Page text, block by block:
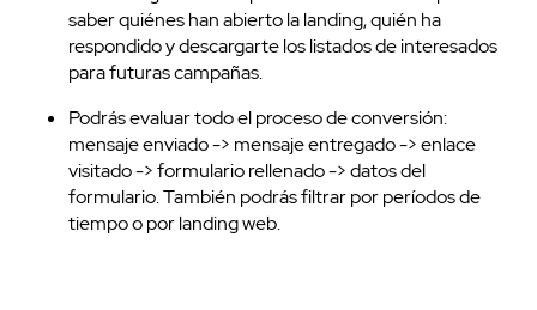
saber quiénes han abierto la landing, quién ha
respondido y descargarte los listados de interesados
para futuras campañas.
Podrás evaluar todo el proceso de conversión:
mensaje enviado -> mensaje entregado -> enlace
visitado -> formulario rellenado -> datos del
formulario. También podrás filtrar por períodos de
tiempo o por landing web.